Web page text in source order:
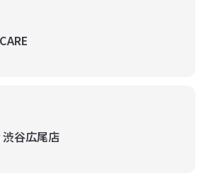
谷広尾店